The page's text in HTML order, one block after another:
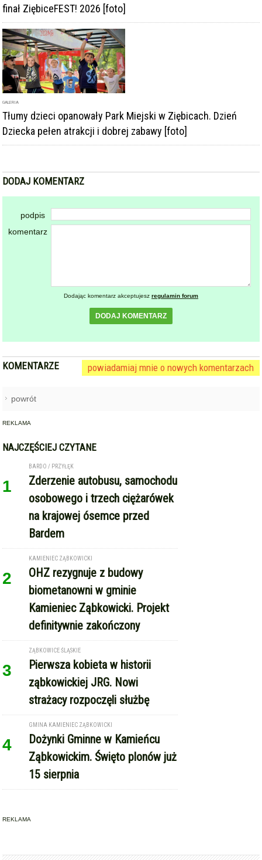
finał ZiębiceFEST! 2026 [foto]
GALERIA
Tłumy dzieci opanowały Park Miejski w Ziębicach. Dzień
Dziecka pełen atrakcji i dobrej zabawy [foto]
DODAJ KOMENTARZ
podpis
komentarz
Dodając komentarz akceptujesz regulamin forum
DODAJ KOMENTARZ
KOMENTARZE powiadamiaj mnie o nowych komentarzach
powrót
REKLAMA
NAJCZĘŚCIEJ CZYTANE
1
BARDO / PRZYŁĘK
Zderzenie autobusu, samochodu
osobowego i trzech ciężarówek
na krajowej ósemce przed
Bardem
2
KAMIENIEC ZĄBKOWICKI
OHZ rezygnuje z budowy
biometanowni w gminie
Kamieniec Ząbkowicki. Projekt
definitywnie zakończony
3
ZĄBKOWICE ŚLĄSKIE
Pierwsza kobieta w historii
ząbkowickiej JRG. Nowi
strażacy rozpoczęli służbę
4
GMINA KAMIENIEC ZĄBKOWICKI
Dożynki Gminne w Kamieńcu
Ząbkowickim. Święto plonów już
15 sierpnia
REKLAMA